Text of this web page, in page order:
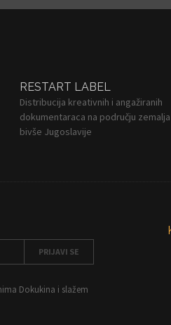
RESTART LABEL
Distribucija kreativnih i angažiranih
dokumentaraca na području zemalja
bivše Jugoslavije
Dokukina i slažem